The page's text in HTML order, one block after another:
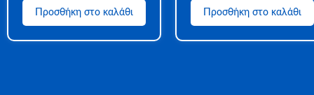
Προσθήκη στο καλάθι Προσθήκη στο καλάθι